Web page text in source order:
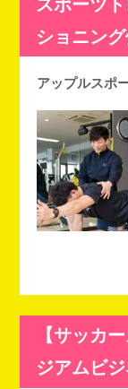
スポーツ
ショニング
アップルスポ
【サッカ
ジアムビ